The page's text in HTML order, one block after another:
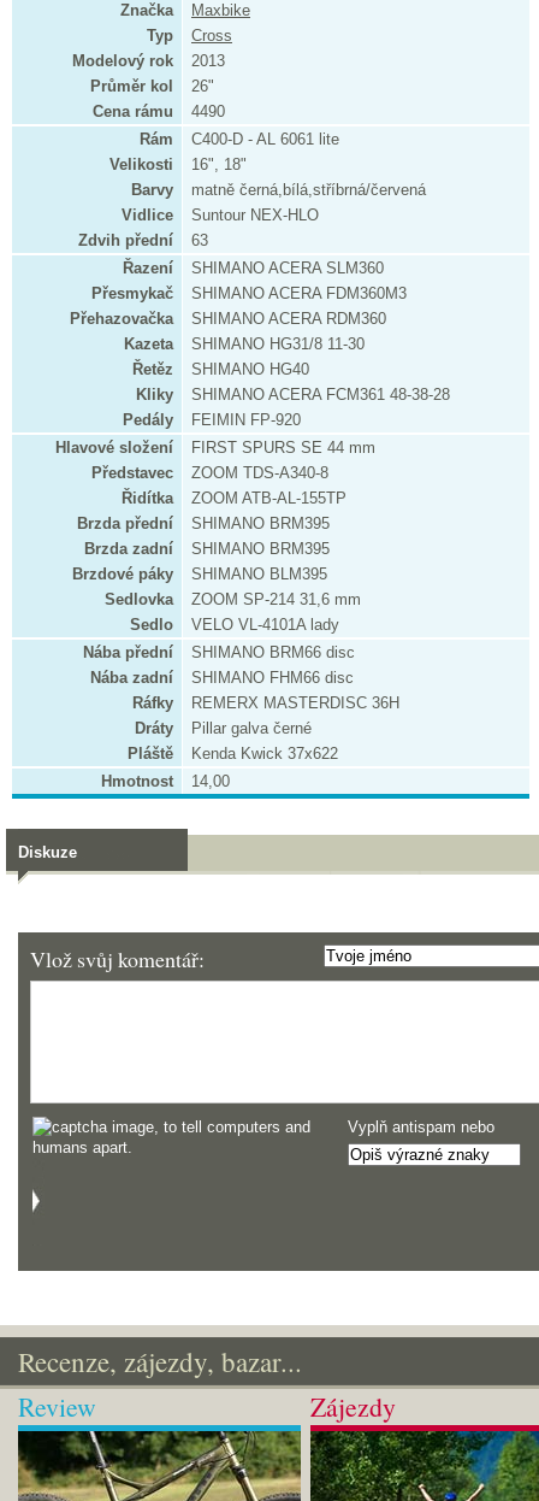
Značka
Maxbike
Typ
Cross
Modelový rok
2013
Průměr kol
26"
Cena rámu
4490
Rám
C400-D - AL 6061 lite
Velikosti
16", 18"
Barvy
matně černá,bílá,stříbrná/červená
Vidlice
Suntour NEX-HLO
Zdvih přední
63
Řazení
SHIMANO ACERA SLM360
Přesmykač
SHIMANO ACERA FDM360M3
Přehazovačka
SHIMANO ACERA RDM360
Kazeta
SHIMANO HG31/8 11-30
Řetěz
SHIMANO HG40
Kliky
SHIMANO ACERA FCM361 48-38-28
Pedály
FEIMIN FP-920
Hlavové složení
FIRST SPURS SE 44 mm
Představec
ZOOM TDS-A340-8
Řidítka
ZOOM ATB-AL-155TP
Brzda přední
SHIMANO BRM395
Brzda zadní
SHIMANO BRM395
Brzdové páky
SHIMANO BLM395
Sedlovka
ZOOM SP-214 31,6 mm
Sedlo
VELO VL-4101A lady
Nába přední
SHIMANO BRM66 disc
Nába zadní
SHIMANO FHM66 disc
Ráfky
REMERX MASTERDISC 36H
Dráty
Pillar galva černé
Pláště
Kenda Kwick 37x622
Hmotnost
14,00
Diskuze
Vlož svůj komentář:
Vyplň antispam nebo
Recenze, zájezdy, bazar...
Review Zájezdy